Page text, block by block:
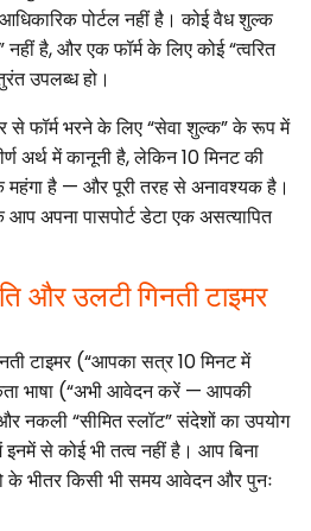
पोर्टल नहीं है। कोई वैध शुल्क
है, और एक फॉर्म के लिए कोई “त्वरित
उपलब्ध हो।
फॉर्म भरने के लिए “सेवा शुल्क” के रूप में
अर्थ में कानूनी है, लेकिन 10 मिनट की
महंगा है — और पूरी तरह से अनावश्यक है।
आप अपना पासपोर्ट डेटा एक असत्यापित
और उलटी गिनती टाइमर
टाइमर (“आपका सत्र 10 मिनट में
भाषा (“अभी आवेदन करें — आपकी
नकली “सीमित स्लॉट” संदेशों का उपयोग
से कोई भी तत्व नहीं है। आप बिना
के भीतर किसी भी समय आवेदन और पुनः